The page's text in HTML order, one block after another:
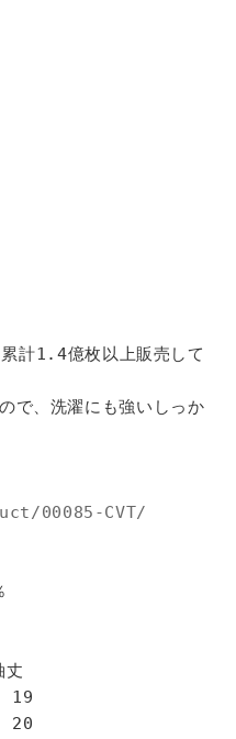
1.4億枚以上販売して
で、洗濯にも強いしっか
00085-CVT/